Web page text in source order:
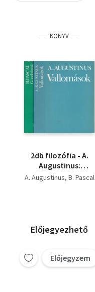
Tankönyv, segédkönyv
Társadalomtudomány
Természettudomány
Vallás
KÖNYV
2db filozófia - A.
Augustinus:
Vallomások + B.
A. Augustinus B. Pascal
Előjegyezhető
Előjegyzem